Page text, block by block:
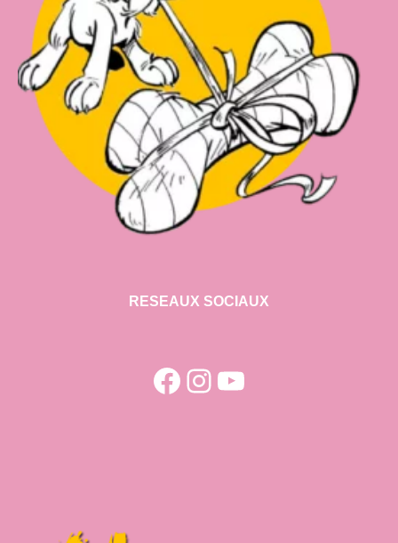
RESEAUX SOCIAUX
Facebook
Instagram
YouTube